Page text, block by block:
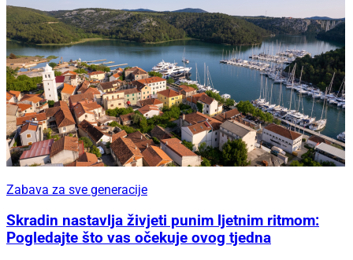
Zabava za sve generacije
Skradin nastavlja živjeti punim ljetnim ritmom:
Pogledajte što vas očekuje ovog tjedna